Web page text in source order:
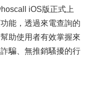
iOS版正式上
能，透過來電查詢的
助使用者有效掌握來
騙、無推銷騷擾的行